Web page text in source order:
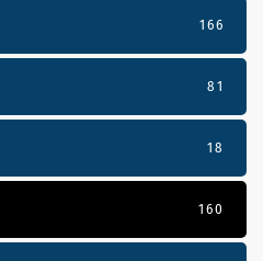
166
81
18
160